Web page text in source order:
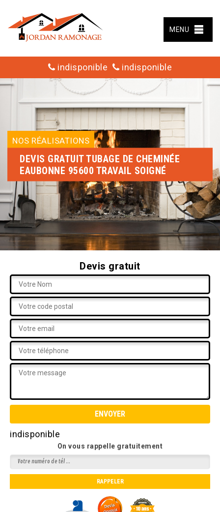
MENU
indisponible indisponible
NOS RÉALISATIONS
DEVIS GRATUIT TUBAGE DE CHEMINÉE
EAUBONNE 95600 TRAVAIL SOIGNÉ
Devis gratuit
indisponible
On vous rappelle gratuitement